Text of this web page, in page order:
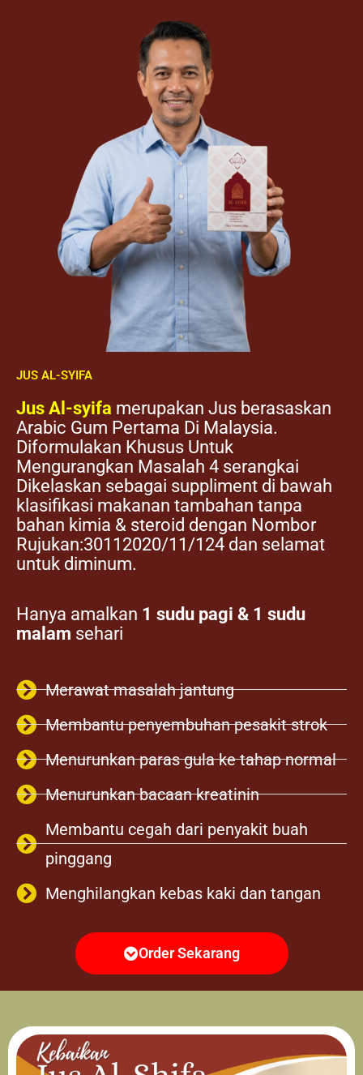
JUS AL-SYIFA
Jus Al-syifa merupakan Jus berasaskan
Arabic Gum Pertama Di Malaysia.
Diformulakan Khusus Untuk
Mengurangkan Masalah 4 serangkai
Dikelaskan sebagai suppliment di bawah
klasifikasi makanan tambahan tanpa
bahan kimia & steroid dengan Nombor
Rujukan:30112020/11/124 dan selamat
untuk diminum.
Hanya amalkan 1 sudu pagi & 1 sudu
malam sehari
Merawat masalah jantung
Membantu penyembuhan pesakit strok
Menurunkan paras gula ke tahap normal
Menurunkan bacaan kreatinin
Membantu cegah dari penyakit buah
pinggang
Menghilangkan kebas kaki dan tangan
Order Sekarang